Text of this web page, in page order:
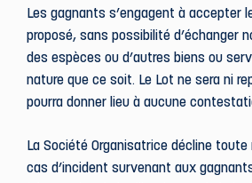
Les gagnants s’engagent à accepter
proposé, sans possibilité d’échanger
des espèces ou d’autres biens ou
nature que ce soit. Le Lot ne sera ni
pourra donner lieu à aucune
La Société Organisatrice décline
cas d’incident survenant aux